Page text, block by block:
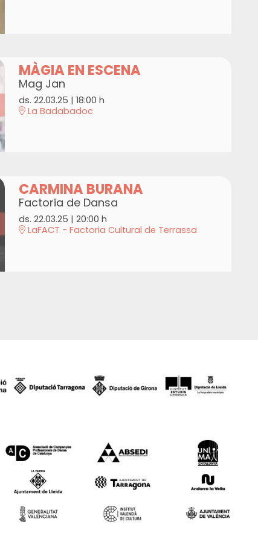
MÀGIA EN ESCENA
Mag Jan
ds. 22.03.25 | 18:00 h
La Badabadoc
CARMINA BURANA
Factoria de Dansa
ds. 22.03.25 | 20:00 h
LaFACT - Factoria Cultural de Terrassa